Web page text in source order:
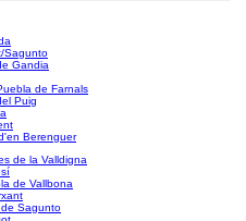
Sagunto
Gandia
de Farnals
Puig
Berenguer
de la Valldigna
de Vallbona
Sagunto